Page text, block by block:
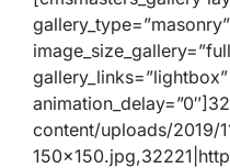
gallery_links=”lightbox”
content/uploads/2019/